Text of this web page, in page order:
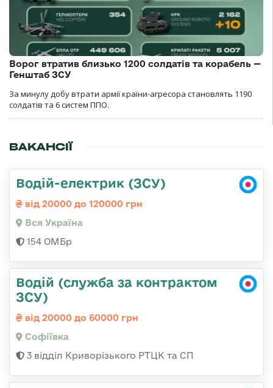
Ворог втратив близько 1200 солдатів та корабель —
Генштаб ЗСУ
За минулу добу втрати армії країни-агресора становлять 1190
солдатів та 6 систем ППО.
ВАКАНСІЇ
Водій-електрик (ЗСУ)
від 20000 до 120000 грн
Вся Україна
154 ОМБр
Водій (служба за контрактом
ЗСУ)
від 20000 до 60000 грн
Софіївка
3 відділ Криворізького РТЦК та СП